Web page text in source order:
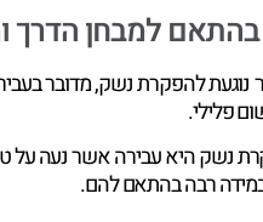
למבחן הדרך
להפקרת נשק, מדובר
פלילי.
נשק היא עבירה אשר נעה
רבה בהתאם להם.